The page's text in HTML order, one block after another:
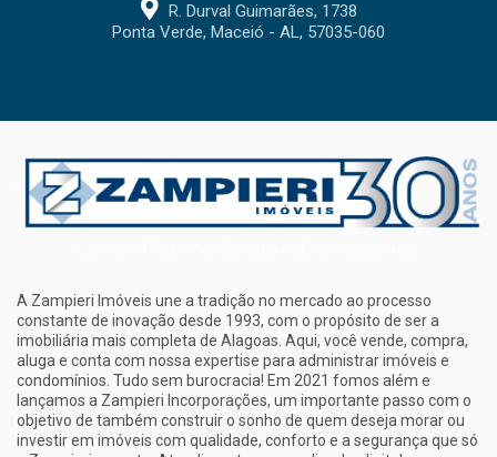
R. Durval Guimarães, 1738
Ponta Verde, Maceió - AL, 57035-060
A Zampieri Imóveis une a tradição no mercado ao processo
constante de inovação desde 1993, com o propósito de ser a
imobiliária mais completa de Alagoas. Aqui, você vende, compra,
aluga e conta com nossa expertise para administrar imóveis e
condomínios. Tudo sem burocracia! Em 2021 fomos além e
lançamos a Zampieri Incorporações, um importante passo com o
objetivo de também construir o sonho de quem deseja morar ou
investir em imóveis com qualidade, conforto e a segurança que só